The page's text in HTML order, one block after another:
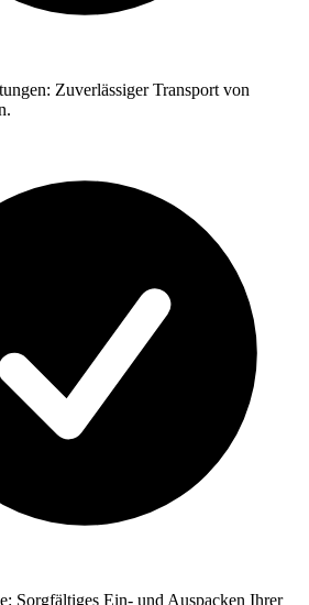
Zuverlässiger Transport von
Sorgfältiges Ein- und Auspacken Ihrer